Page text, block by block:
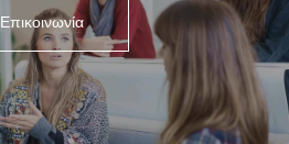
Επικοινωνία